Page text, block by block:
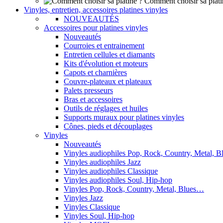
Vinyles, entretien, accessoires platines vinyles
NOUVEAUTÉS
Accessoires pour platines vinyles
Nouveautés
Courroies et entrainement
Entretien cellules et diamants
Kits d'évolution et moteurs
Capots et charnières
Couvre-plateaux et plateaux
Palets presseurs
Bras et accessoires
Outils de réglages et huiles
Supports muraux pour platines vinyles
Cônes, pieds et découplages
Vinyles
Nouveautés
Vinyles audiophiles Pop, Rock, Country, Metal,
Vinyles audiophiles Jazz
Vinyles audiophiles Classique
Vinyles audiophiles Soul, Hip-hop
Vinyles Pop, Rock, Country, Metal, Blues…
Vinyles Jazz
Vinyles Classique
Vinyles Soul, Hip-hop